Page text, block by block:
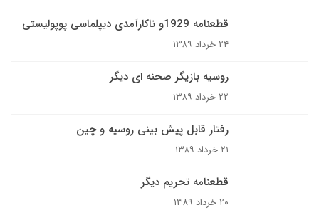
قطعنامه 1929و ناکارآمدی دیپلماسی پوپولیستی
۲۴ خرداد ۱۳۸۹
روسيه بازيگر صحنه اى ديگر
۲۲ خرداد ۱۳۸۹
رفتار قابل پیش بینی روسیه و چین
۲۱ خرداد ۱۳۸۹
قطعنامه تحریم دیگر
۲۰ خرداد ۱۳۸۹